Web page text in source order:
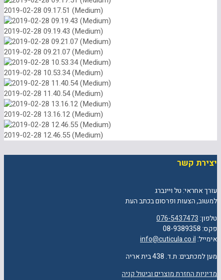
2019-02-28 09.17.51 (Medium)
2019-02-28 09.19.43 (Medium)
2019-02-28 09.21.07 (Medium)
2019-02-28 10.53.34 (Medium)
2019-02-28 11.40.54 (Medium)
2019-02-28 13.16.12 (Medium)
2019-02-28 12.46.55 (Medium)
יצירת קשר
עורך אחראי: טל ויינברג
למשוב, הצעות ופרסום בכתב העת
טלפון:076-5437473
פקס: 08-9389358
אימייל:info@cuticula.co.il
מען למכתבים: ת.ד. 438 בית אריה
מדיניות החזרת מוצרים וביטול קניה